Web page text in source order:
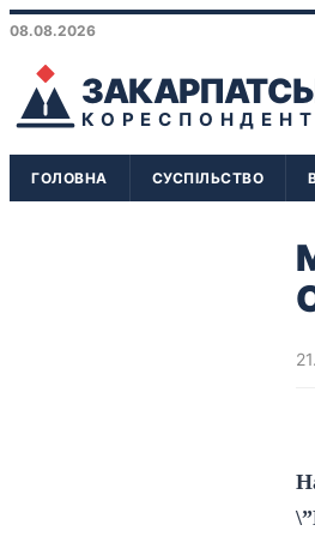
08.08.2026
КОРЕСПОНДЕНТ
ГОЛОВНА СУСПІЛЬСТВО